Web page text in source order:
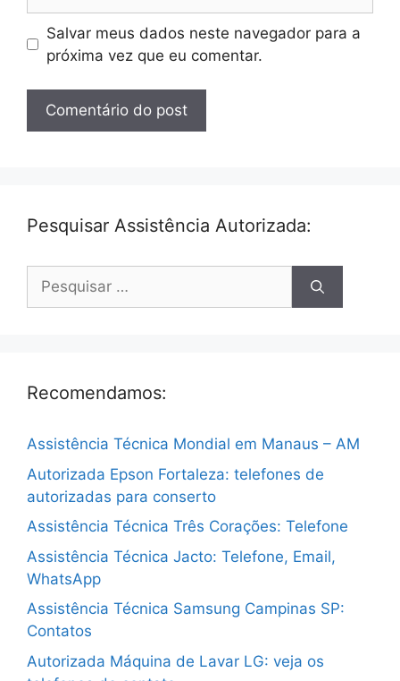
Salvar meus dados neste navegador para a
próxima vez que eu comentar.
Pesquisar Assistência Autorizada:
Pesquisar
Recomendamos:
Assistência Técnica Mondial em Manaus – AM
Autorizada Epson Fortaleza: telefones de
autorizadas para conserto
Assistência Técnica Três Corações: Telefone
Assistência Técnica Jacto: Telefone, Email,
WhatsApp
Assistência Técnica Samsung Campinas SP:
Contatos
Autorizada Máquina de Lavar LG: veja os